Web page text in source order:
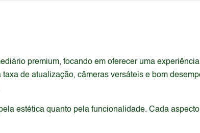
premium, focando em oferecer uma
de atualização, câmeras versáteis e bom
estética quanto pela funcionalidade. Cada